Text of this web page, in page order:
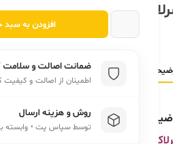
مینا مدل اوشکایا (۱۲۵ گرم)
توضیحات تکمیلی نظرات (0)
پرنده مینا مدل اوشکایا (۱۲۵ گرم)
افزودن به سبد
ضمانت اصالت و سلامت
اطمینان از اصالت و کیفیت
روش و هزینه ارسال
توسط سپاس پت • وابسته